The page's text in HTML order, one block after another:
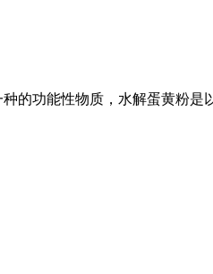
的功能性物质，水解蛋黄粉